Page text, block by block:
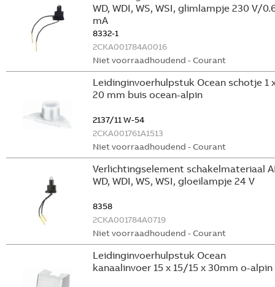
WD, WDI, WS, WSI, glimlampje 230 V/
mA
8332-1
2CKA001784A0016
Niet voorraadhoudend - Courant
Leidinginvoerhulpstuk Ocean schotje 1
20 mm buis ocean-alpin
2137/11 W-54
2CKA001761A1513
Niet voorraadhoudend - Courant
Verlichtingselement schakelmateriaal
WD, WDI, WS, WSI, gloeilampje 24 V
8358
2CKA001784A0719
Niet voorraadhoudend - Courant
Leidinginvoerhulpstuk Ocean
kanaalinvoer 15 x 15/15 x 30mm o-alpin